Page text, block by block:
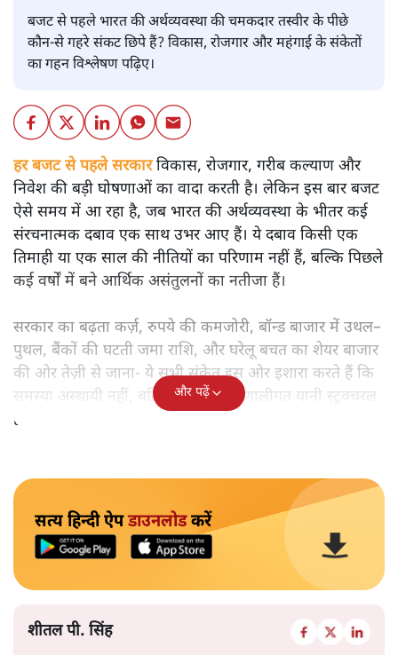
बजट से पहले भारत की अर्थव्यवस्था की चमकदार तस्वीर के पीछे
कौन-से गहरे संकट छिपे हैं? विकास, रोजगार और महंगाई के संकेतों
का गहन विश्लेषण पढ़िए।
हर बजट से पहले सरकारविकास, रोजगार, गरीब कल्याण और
निवेश की बड़ी घोषणाओं का वादा करती है। लेकिन इस बार बजट
ऐसे समय में आ रहा है, जब भारत की अर्थव्यवस्था के भीतर कई
संरचनात्मक दबाव एक साथ उभर आए हैं। ये दबाव किसी एक
तिमाही या एक साल की नीतियों का परिणाम नहीं हैं, बल्कि पिछले
कई वर्षों में बने आर्थिक असंतुलनों का नतीजा हैं।
सरकार का बढ़ता कर्ज़, रुपये की कमजोरी, बॉन्ड बाजार में उथल–
पुथल, बैंकों की घटती जमा राशि, और घरेलू बचत का शेयर बाजार
की ओर तेज़ी से जाना- ये सभी संकेत इस ओर इशारा करते हैं कि
समस्या अस्थायी नहीं, बल्कि गहरी और प्रणालीगत यानी स्ट्रक्चरल
है।
और पढ़ें
सत्य हिन्दी ऐपडाउनलोडकरें
शीतल पी. सिंह